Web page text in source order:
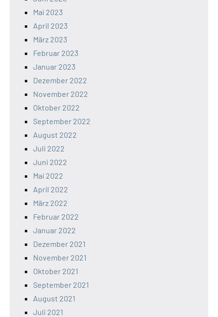
Mai 2023
April 2023
März 2023
Februar 2023
Januar 2023
Dezember 2022
November 2022
Oktober 2022
September 2022
August 2022
Juli 2022
Juni 2022
Mai 2022
April 2022
März 2022
Februar 2022
Januar 2022
Dezember 2021
November 2021
Oktober 2021
September 2021
August 2021
Juli 2021